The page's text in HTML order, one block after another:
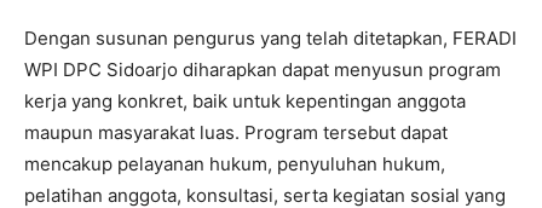
Dengan susunan pengurus yang telah ditetapkan, FERADI
WPI DPC Sidoarjo diharapkan dapat menyusun program
kerja yang konkret, baik untuk kepentingan anggota
maupun masyarakat luas. Program tersebut dapat
mencakup pelayanan hukum, penyuluhan hukum,
pelatihan anggota, konsultasi, serta kegiatan sosial yang